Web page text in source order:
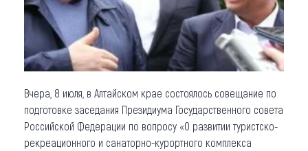
Вчера, 8 июля, в Алтайском крае состоялось совещание по
подготовке заседания Президиума Государственного совета
Российской Федерации по вопросу «О развитии туристско-
рекреационного и санаторно-курортного комплекса